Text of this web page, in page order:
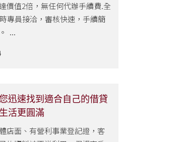
價值2倍，無任何代辦手續費.全
專員接洽，審核快速，手續簡
...
迅速找到適合自己的借貸
活更圓滿
店面、有營利事業登記證，客